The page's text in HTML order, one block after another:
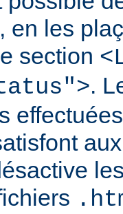
en les
section
.